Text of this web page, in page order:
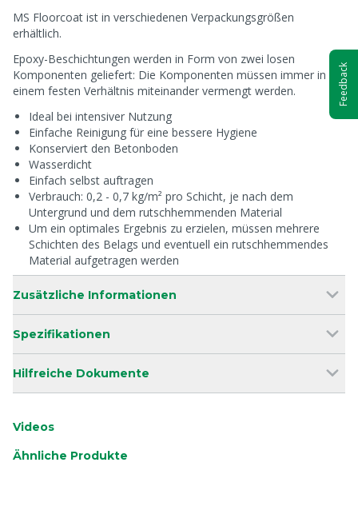
MS Floorcoat ist in verschiedenen Verpackungsgrößen
erhältlich.
Epoxy-Beschichtungen werden in Form von zwei losen
Komponenten geliefert: Die Komponenten müssen immer in
einem festen Verhältnis miteinander vermengt werden.
Ideal bei intensiver Nutzung
Einfache Reinigung für eine bessere Hygiene
Konserviert den Betonboden
Wasserdicht
Einfach selbst auftragen
Verbrauch: 0,2 - 0,7 kg/m² pro Schicht, je nach dem
Untergrund und dem rutschhemmenden Material
Um ein optimales Ergebnis zu erzielen, müssen mehrere
Schichten des Belags und eventuell ein rutschhemmendes
Material aufgetragen werden
Zusätzliche Informationen
Spezifikationen
Hilfreiche Dokumente
Videos
Ähnliche Produkte
Feedback